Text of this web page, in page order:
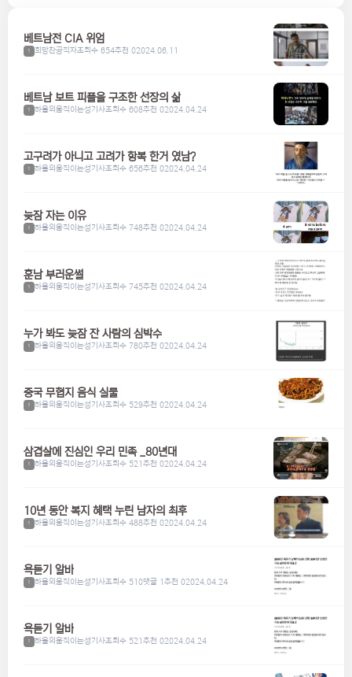
베트남전 CIA 위엄
1 희망찬공직자조회수 654추천 02024.06.11
베트남 보트 피플을 구조한 선장의 삶
1 하울의움직이는성기사조회수 608추천 02024.04.24
고구려가 아니고 고려가 항복 한거 였남?
1 하울의움직이는성기사조회수 656추천 02024.04.24
늦잠 자는 이유
1 하울의움직이는성기사조회수 748추천 02024.04.24
훈남 부러운썰
1 하울의움직이는성기사조회수 745추천 02024.04.24
누가 봐도 늦잠 잔 사람의 심박수
1 하울의움직이는성기사조회수 780추천 02024.04.24
중국 무협지 음식 실물
1 하울의움직이는성기사조회수 529추천 02024.04.24
삼겹살에 진심인 우리 민족 _80년대
1 하울의움직이는성기사조회수 521추천 02024.04.24
10년 동안 복지 혜택 누린 남자의 최후
1 하울의움직이는성기사조회수 488추천 02024.04.24
욕듣기 알바
1 하울의움직이는성기사조회수 510댓글 1추천 02024.04.24
욕듣기 알바
1 하울의움직이는성기사조회수 521추천 02024.04.24